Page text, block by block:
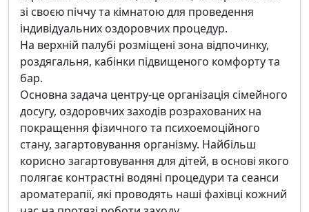
зі своєю піччу та кімнатою для проведення
індивідуальних оздоровчих процедур.
На верхній палубі розміщені зона відпочинку,
роздягальня, кабінки підвищеного комфорту та
бар.
Основна задача центру-це організація сімейного
досугу, оздоровчих заходів розрахованих на
покращення фізичного та психоемоційного
стану, загартовування організму. Найбільш
корисно загартовування для дітей, в основі якого
полягає контрастні водяні процедури та сеанси
ароматерапії, які проводять наші фахівці кожний